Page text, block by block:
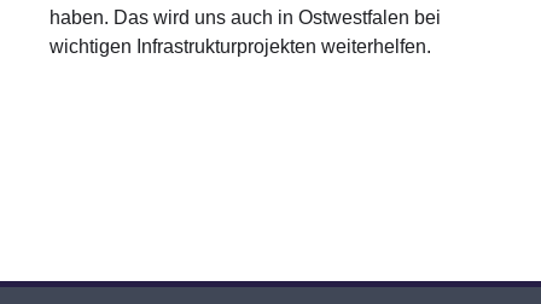
haben. Das wird uns auch in Ostwestfalen bei
wichtigen Infrastrukturprojekten weiterhelfen.